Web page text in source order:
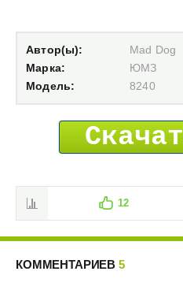
Автор(ы):
Mad Dog
Марка:
ЮМЗ
Модель:
8240
12
КОММЕНТАРИЕВ 5